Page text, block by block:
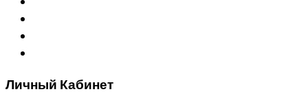
Личный Кабинет